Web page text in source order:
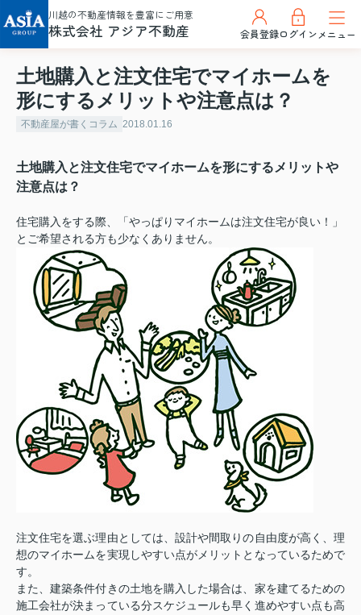
川越の不動産情報を豊富にご用意
株式会社 アジア不動産 会員登録ログインメニュー
土地購入と注文住宅でマイホームを
形にするメリットや注意点は？
不動産屋が書くコラム 2018.01.16
土地購入と注文住宅でマイホームを形にするメリットや
注意点は？
住宅購入をする際、「やっぱりマイホームは注文住宅が良い！」
とご希望される方も少なくありません。
注文住宅を選ぶ理由としては、設計や間取りの自由度が高く、理
想のマイホームを実現しやすい点がメリットとなっているためで
す。
また、建築条件付きの土地を購入した場合は、家を建てるための
施工会社が決まっている分スケジュールも早く進めやすい点も高